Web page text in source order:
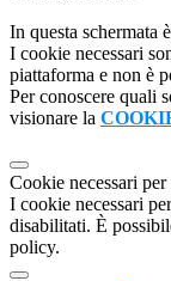
In questa schermata
I cookie necessari
piattaforma e non è
Per conoscere quali
visionare la
Cookie necessari
I cookie necessari
disabilitati. È
policy.